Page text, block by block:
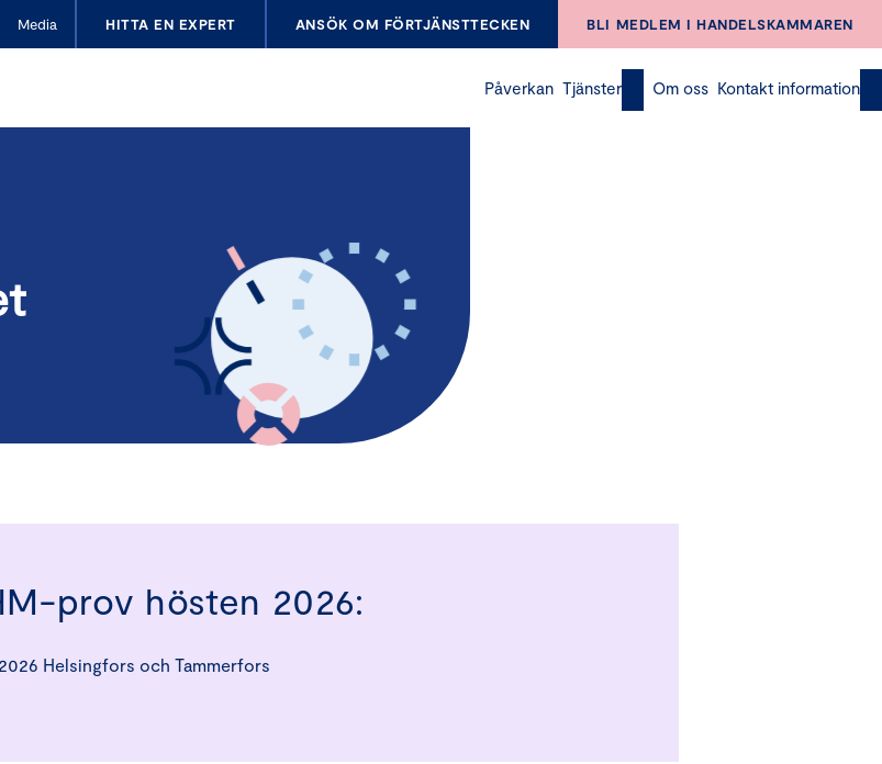
Media HITTA EN EXPERT ANSÖK OM FÖRTJÄNSTTECKEN BLI MEDLEM I HANDELSKAMMAREN
Påverkan Tjänster Om oss Kontakt information
prov hösten 2026:
Helsingfors och Tammerfors